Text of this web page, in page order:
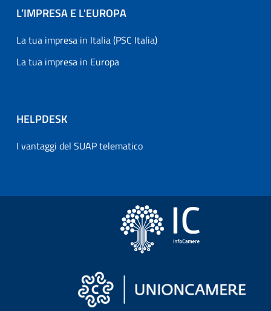
L’IMPRESA E L'EUROPA
La tua impresa in Italia (PSC Italia)
La tua impresa in Europa
HELPDESK
I vantaggi del SUAP telematico